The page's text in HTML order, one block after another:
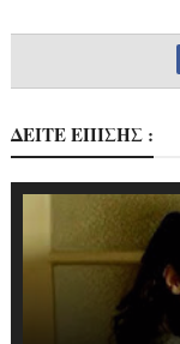
ΔΕΙΤΕ ΕΠΙΣΗΣ :